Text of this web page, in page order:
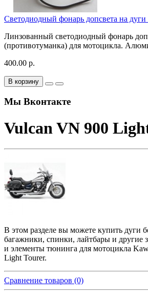
Светодиодный фонарь допсвета на
Линзованный светодиодный фонарь
(противотуманка) для мотоцикла.
400.00 р.
В корзину
Мы Вконтакте
Vulcan VN 900
В этом разделе вы можете купить дуги
багажники, спинки, лайтбары и другие
и элементы тюнинга для мотоцикла
Light Tourer.
Сравнение товаров (0)